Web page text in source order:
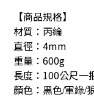
【商品規格】
材質：丙綸
直徑：4mm
重量：600g
長度：100公尺一
顏色：黑色/軍綠/